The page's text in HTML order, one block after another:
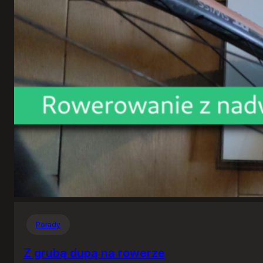
Porady
Z grubą dupą na rowerze